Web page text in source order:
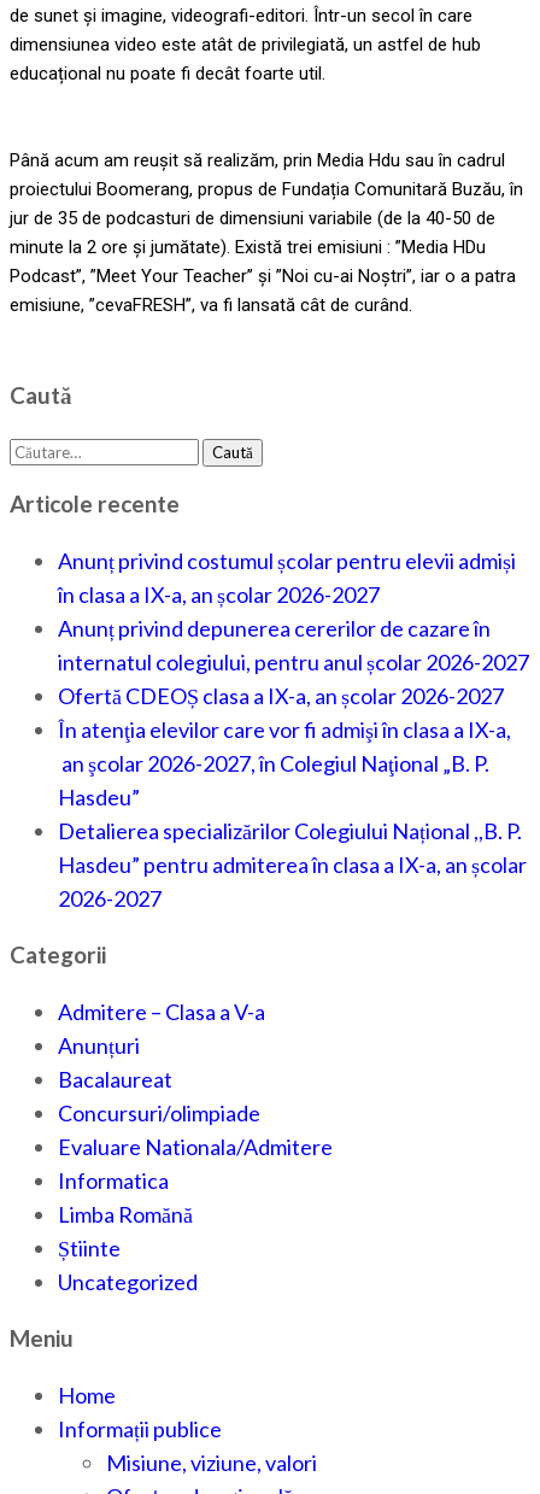
de sunet și imagine, videografi-editori. Într-un secol în care
dimensiunea video este atât de privilegiată, un astfel de hub
educațional nu poate fi decât foarte util.
Până acum am reușit să realizăm, prin Media Hdu sau în cadrul
proiectului Boomerang, propus de Fundația Comunitară Buzău, în
jur de 35 de podcasturi de dimensiuni variabile (de la 40-50 de
minute la 2 ore și jumătate). Există trei emisiuni : ”Media HDu
Podcast”, ”Meet Your Teacher” și ”Noi cu-ai Noștri”, iar o a patra
emisiune, ”cevaFRESH”, va fi lansată cât de curând.
Caută
Caută
Articole recente
Anunț privind costumul școlar pentru elevii admiși
în clasa a IX-a, an școlar 2026-2027
Anunț privind depunerea cererilor de cazare în
internatul colegiului, pentru anul școlar 2026-2027
Ofertă CDEOȘ clasa a IX-a, an școlar 2026-2027
În atenţia elevilor care vor fi admişi în clasa a IX-a,
an şcolar 2026-2027, în Colegiul Naţional „B. P.
Hasdeu”
Detalierea specializărilor Colegiului Național ,,B. P.
Hasdeu” pentru admiterea în clasa a IX-a, an școlar
2026-2027
Categorii
Admitere – Clasa a V-a
Anunțuri
Bacalaureat
Concursuri/olimpiade
Evaluare Nationala/Admitere
Informatica
Limba Romănă
Știinte
Uncategorized
Meniu
Home
Informații publice
Misiune, viziune, valori